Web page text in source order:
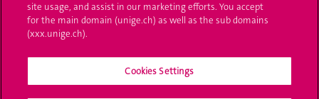
Calendrier
académique
Médias sociaux
site usage, and assist in our marketing efforts. You accept
for the main domain (unige.ch) as well as the sub domains
(xxx.unige.ch).
Cookies Settings